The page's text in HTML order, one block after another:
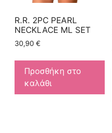
R.R. 2PC PEARL
NECKLACE ML SET
30,90 €
Προσθήκη στο
καλάθι